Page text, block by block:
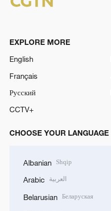
EXPLORE MORE
English
Français
Русский
CCTV+
CHOOSE YOUR LANGUAGE
Albanian Shqip
Arabic العربية
Belarusian Беларуская